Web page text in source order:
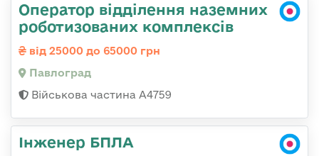
Оператор відділення наземних
роботизованих комплексів
від 25000 до 65000 грн
Павлоград
Військова частина А4759
Інженер БПЛА